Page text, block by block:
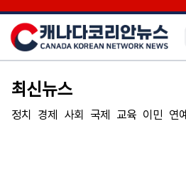
최신뉴스
정치 경제 사회 국제 교육 이민 연예